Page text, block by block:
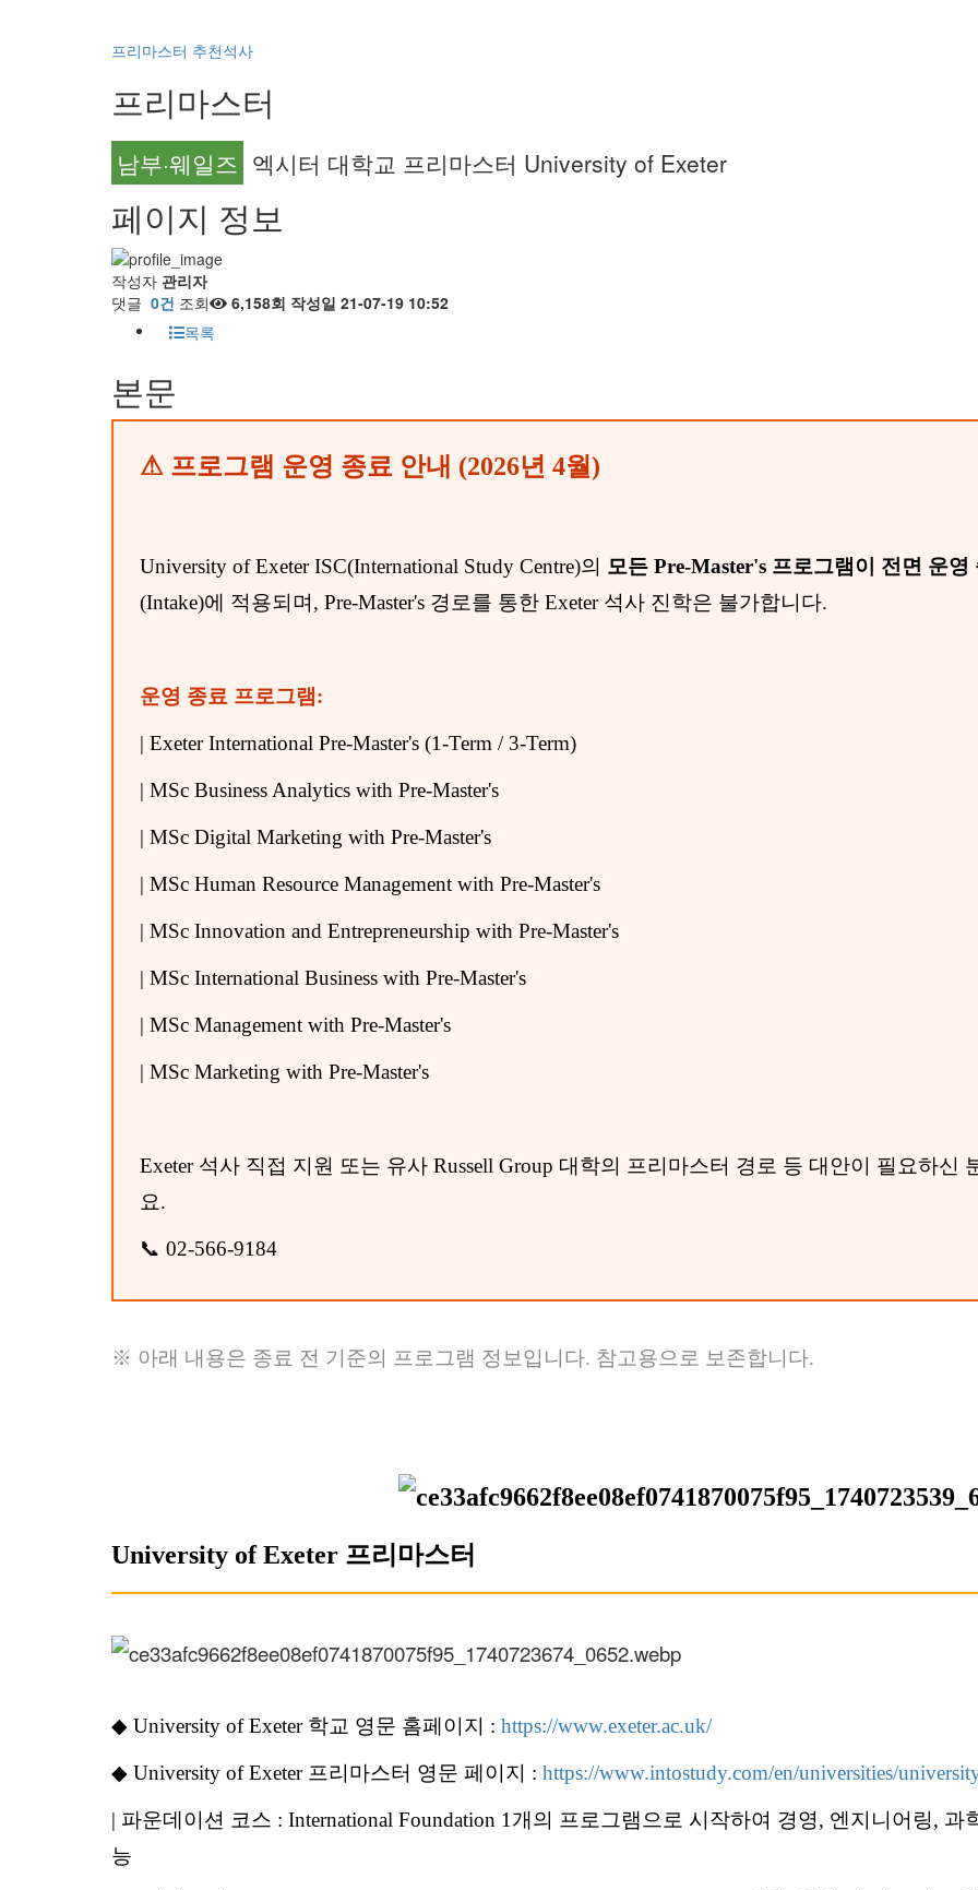
프리마스터 추천석사
프리마스터
남부·웨일즈 엑시터 대학교 프리마스터 University of Exeter
페이지 정보
작성자 관리자
댓글 0건 조회 6,158회 작성일 21-07-19 10:52
목록
본문
⚠ 프로그램 운영 종료 안내 (2026년 4월)
University of Exeter ISC(International Study Centre)의 모든 Pre-Master's 프로그램이 전면 운영
(Intake)에 적용되며, Pre-Master's 경로를 통한 Exeter 석사 진학은 불가합니다.
운영 종료 프로그램:
| Exeter International Pre-Master's (1-Term / 3-Term)
| MSc Business Analytics with Pre-Master's
| MSc Digital Marketing with Pre-Master's
| MSc Human Resource Management with Pre-Master's
| MSc Innovation and Entrepreneurship with Pre-Master's
| MSc International Business with Pre-Master's
| MSc Management with Pre-Master's
| MSc Marketing with Pre-Master's
Exeter 석사 직접 지원 또는 유사 Russell Group 대학의 프리마스터 경로 등 대안이 필요하신
요.
📞 02-566-9184
※ 아래 내용은 종료 전 기준의 프로그램 정보입니다. 참고용으로 보존합니다.
University of Exeter 프리마스터
◆ University of Exeter 학교 영문 홈페이지 : https://www.exeter.ac.uk/
◆ University of Exeter프리마스터 영문 페이지 : https://www.intostudy.com/en/universities/
| 파운데이션 코스 : International Foundation 1개의 프로그램으로 시작하여 경영, 엔지니어링,
능